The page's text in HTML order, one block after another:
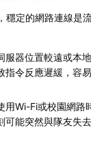
穩定的網路連線是
服器位置較遠或本
指令反應遲緩，容
用Wi-Fi或校園網
可能突然與隊友失